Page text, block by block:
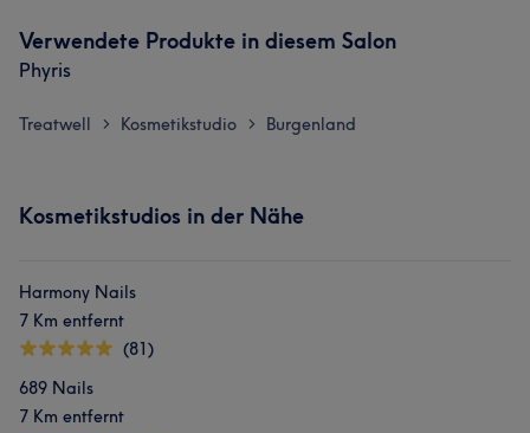
Verwendete Produkte in diesem Salon
Phyris
Treatwell > Kosmetikstudio > Burgenland
Kosmetikstudios in der Nähe
Harmony Nails
7 Km entfernt
(81)
689 Nails
7 Km entfernt